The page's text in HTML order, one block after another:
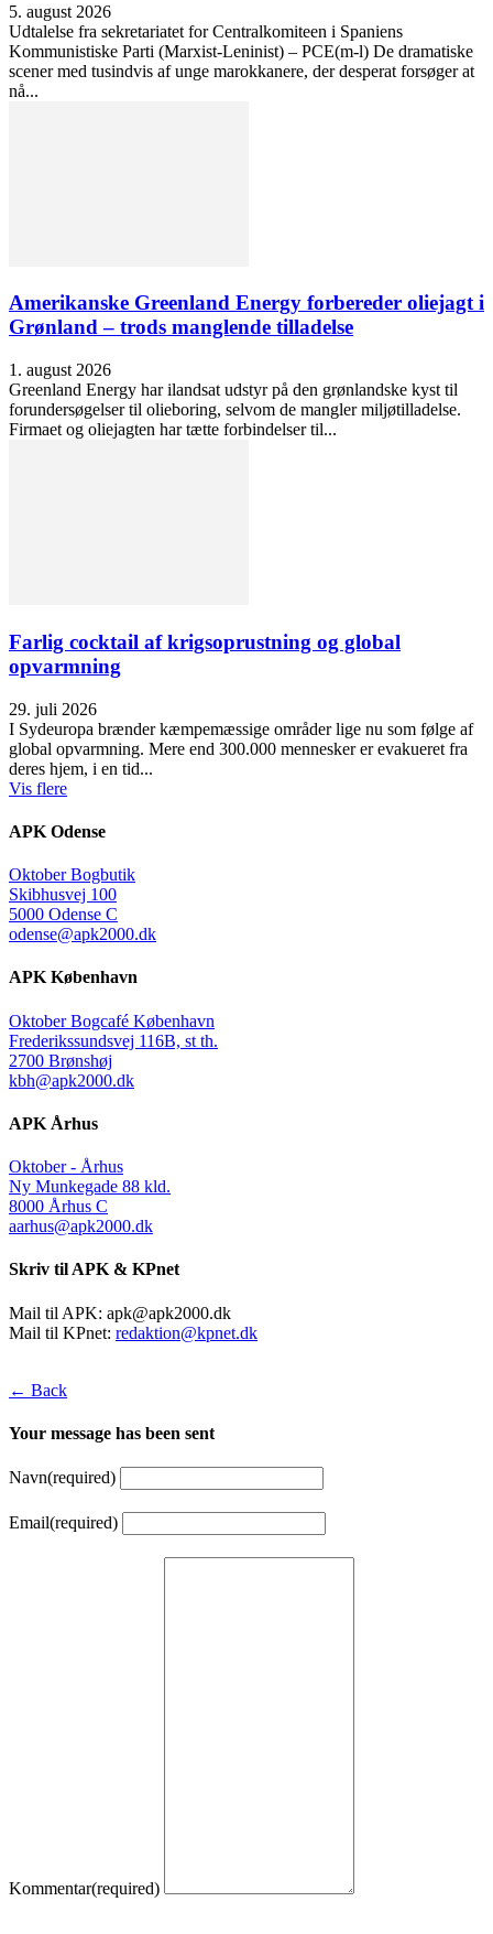
5. august 2026
Udtalelse fra sekretariatet for Centralkomiteen i Spaniens
Kommunistiske Parti (Marxist-Leninist) – PCE(m-l) De dramatiske
scener med tusindvis af unge marokkanere, der desperat forsøger at
nå...
Amerikanske Greenland Energy forbereder oliejagt i
Grønland – trods manglende tilladelse
1. august 2026
Greenland Energy har ilandsat udstyr på den grønlandske kyst til
forundersøgelser til olieboring, selvom de mangler miljøtilladelse.
Firmaet og oliejagten har tætte forbindelser til...
Farlig cocktail af krigsoprustning og global
opvarmning
29. juli 2026
I Sydeuropa brænder kæmpemæssige områder lige nu som følge af
global opvarmning. Mere end 300.000 mennesker er evakueret fra
deres hjem, i en tid...
Vis flere
APK Odense
Oktober Bogbutik
Skibhusvej 100
5000 Odense C
odense@apk2000.dk
APK København
Oktober Bogcafé København
Frederikssundsvej 116B, st th.
2700 Brønshøj
kbh@apk2000.dk
APK Århus
Oktober - Århus
Ny Munkegade 88 kld.
8000 Århus C
aarhus@apk2000.dk
Skriv til APK & KPnet
Mail til APK: apk@apk2000.dk
Mail til KPnet: redaktion@kpnet.dk
← Back
Your message has been sent
Navn(required)
Email(required)
Kommentar(required)